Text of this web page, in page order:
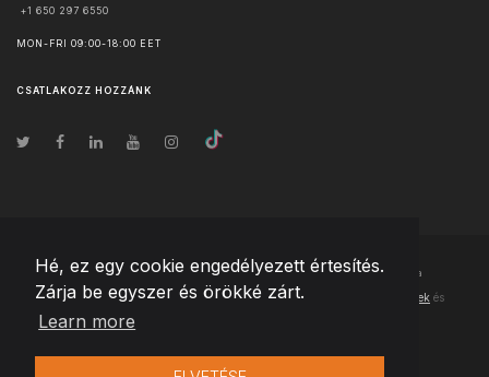
Hé, ez egy cookie engedélyezett értesítés.
Zárja be egyszer és örökké zárt.
Learn more
+1 650 297 6550
MON-FRI 09:00-18:00 EET
CSATLAKOZZ HOZZÁNK
© Szerzői jog2026 Team Extension Hungary- Minden jog fenntartva
Changelog ● Ezen webhely használatával elfogadja Használati feltételek és